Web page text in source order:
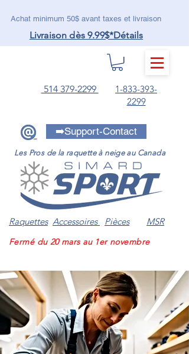
Achat minimum 50$ avant taxes et livraison
Livraison dès 9.99$*Détails
514 379-2299
MENU
1-833-393-
2299
➡️Support-Contact
Les Pros de la raquette à neige au Canada
Raquettes Accessoires Pièces MSR
Fermé du 20 mars au 1er novembre